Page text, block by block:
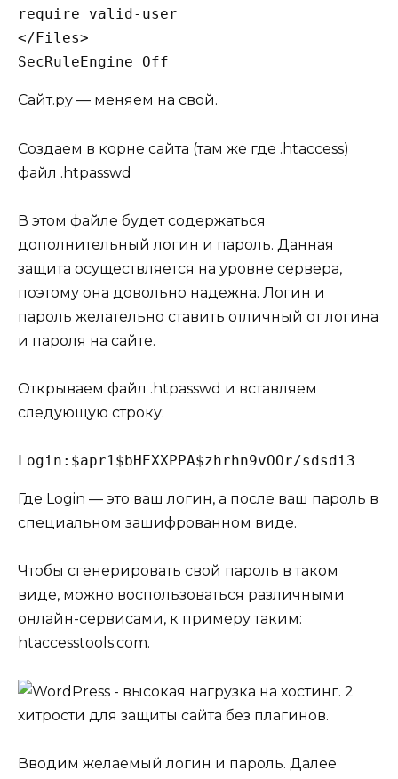
require valid-user
</Files>
SecRuleEngine Off
Сайт.ру — меняем на свой.
Создаем в корне сайта (там же где .htaccess)
файл .htpasswd
В этом файле будет содержаться
дополнительный логин и пароль. Данная
защита осуществляется на уровне сервера,
поэтому она довольно надежна. Логин и
пароль желательно ставить отличный от логина
и пароля на сайте.
Открываем файл .htpasswd и вставляем
следующую строку:
Login:$apr1$bHEXXPPA$zhrhn9vOOr/sdsdi3
Где Login — это ваш логин, а после ваш пароль в
специальном зашифрованном виде.
Чтобы сгенерировать свой пароль в таком
виде, можно воспользоваться различными
онлайн-сервисами, к примеру таким:
htaccesstools.com.
Вводим желаемый логин и пароль. Далее